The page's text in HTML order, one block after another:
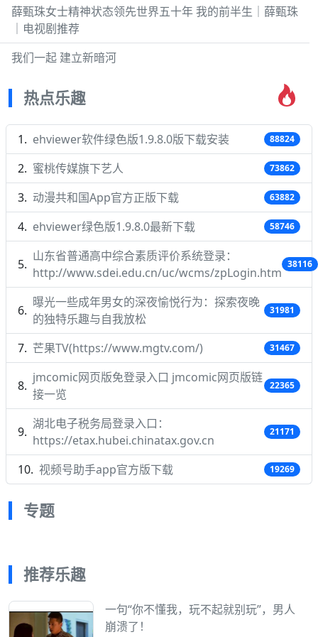
薛甄珠女士精神状态领先世界五十年 我的前半生｜薛甄珠
｜电视剧推荐
我们一起 建立新暗河
热点乐趣
ehviewer软件绿色版1.9.8.0版下载安装 88824
蜜桃传媒旗下艺人 73862
动漫共和国App官方正版下载 63882
ehviewer绿色版1.9.8.0最新下载 58746
山东省普通高中综合素质评价系统登录：
http://www.sdei.edu.cn/uc/wcms/zpLogin.htm
38116
曝光一些成年男女的深夜愉悦行为：探索夜晚
的独特乐趣与自我放松
31981
芒果TV(https://www.mgtv.com/) 31467
jmcomic网页版免登录入口 jmcomic网页版链
接一览
22365
湖北电子税务局登录入口：
https://etax.hubei.chinatax.gov.cn
21171
视频号助手app官方版下载 19269
专题
推荐乐趣
一句“你不懂我，玩不起就别玩”，男人
崩溃了！